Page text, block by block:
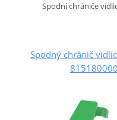
Spodní chrániče
Spodný chránič